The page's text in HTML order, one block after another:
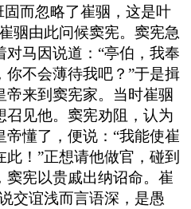
固而忽略了崔骃，这是叶
骃由此问候窦宪。窦宪急
马因说道：“亭伯，我奉
不会薄待我吧？”于是揖
帝来到窦宪家。当时崔骃
召见他。窦宪劝阻，认为
懂了，便说：“我能使崔
！”正想请他做官，碰到
窦宪以贵戚出纳诏命。崔
交谊浅而言语深，是愚